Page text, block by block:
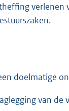
doelmatige
van